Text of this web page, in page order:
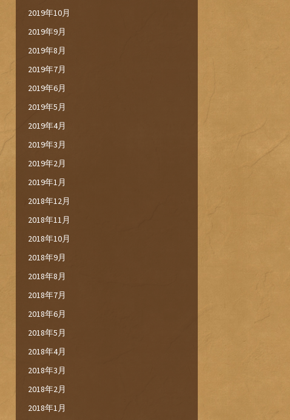
2019年10月
2019年9月
2019年8月
2019年7月
2019年6月
2019年5月
2019年4月
2019年3月
2019年2月
2019年1月
2018年12月
2018年11月
2018年10月
2018年9月
2018年8月
2018年7月
2018年6月
2018年5月
2018年4月
2018年3月
2018年2月
2018年1月